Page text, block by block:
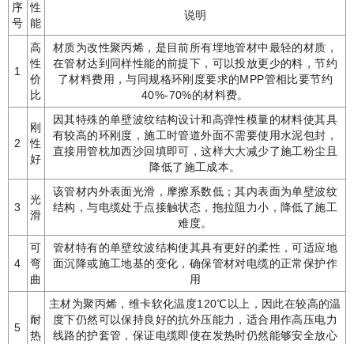
序
号
性
能
说明
1
高
性
价
比
材质为改性聚丙烯，是目前所有埋地管材中最轻的材质，
在管材达到同样性能的前提下，可以投放更少的料，节约
了材料费用，与同规格环刚度要求的MPP管相比要节约
40%-70%的材料费。
2
刚
性
好
因其特殊的单壁波纹结构设计和高弹性模量的材料使其具
有较高的环刚度，施工时管道外面不需要使用水泥包封，
直接用管枕加西沙回填即可，这样大大减少了施工粉尘且
降低了施工成本。
3
光
滑
该管材内外表面光滑，摩擦系数低；其内表面为单壁波纹
结构，与电缆处于点接触状态，拖拉阻力小，降低了施工
难度。
4
可
弯
曲
管材特有的单壁纹波结构使其具有更好的柔性，可适应地
面沉降或施工地基的变化，确保管材对电缆的正常保护作
用
5
耐
热
主材为聚丙烯，维卡软化温度120℃以上，因此在较高的温
度下仍然可以保持良好的抗外压能力，适合用作高压电力
线路的护套管，保证电缆即使在发热时仍然能够安全放心